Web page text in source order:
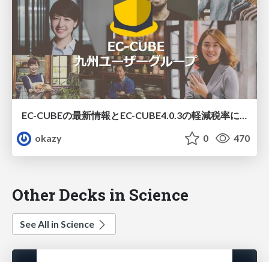
EC-CUBEの最新情報とEC-CUBE4.0.3の軽減税率について | EC-CUBE九州UG（2019/09/11）
okazy
0 470
Other Decks in Science
See All in Science